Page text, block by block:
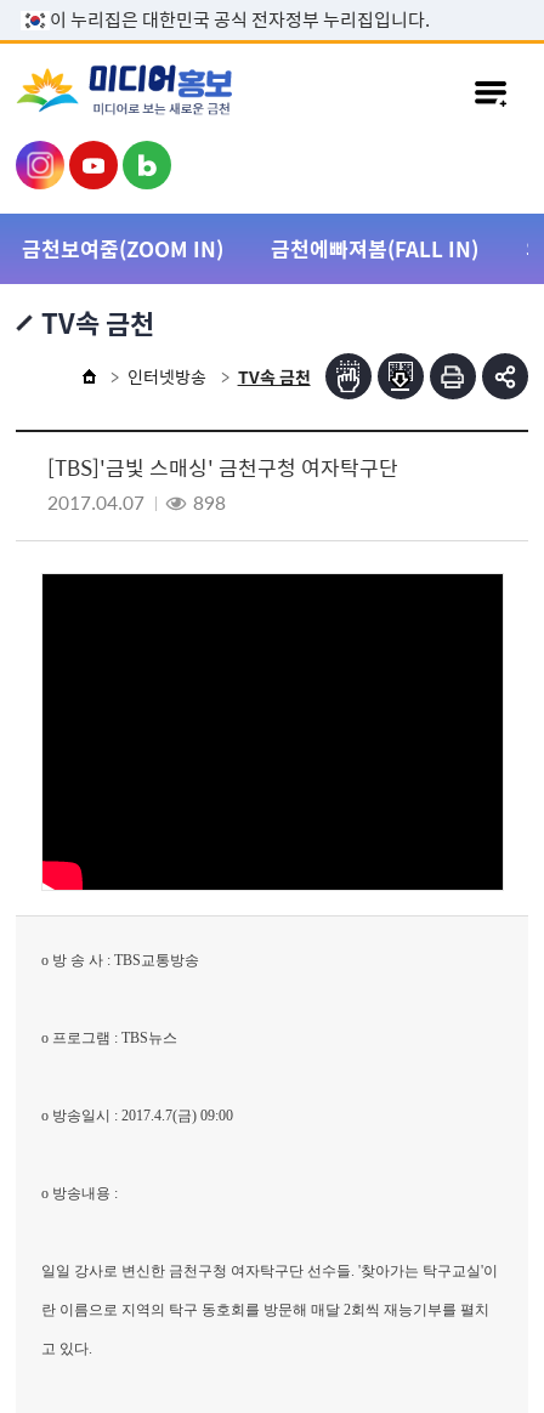
본문 바로가기
이 누리집은 대한민국 공식 전자정부 누리집입니다.
금천보여줌(ZOOM IN) 금천에빠져봄(FALL IN)
TV속 금천
인터넷방송 TV속 금천
[TBS]'금빛 스매싱' 금천구청 여자탁구단
2017.04.07 898
o 방 송 사 : TBS교통방송
o 프로그램 : TBS뉴스
o 방송일시 : 2017.4.7(금) 09:00
o 방송내용 :
일일 강사로 변신한 금천구청 여자탁구단 선수들. '찾아가는 탁구교실'이
란 이름으로 지역의 탁구 동호회를 방문해 매달 2회씩 재능기부를 펼치
고 있다.